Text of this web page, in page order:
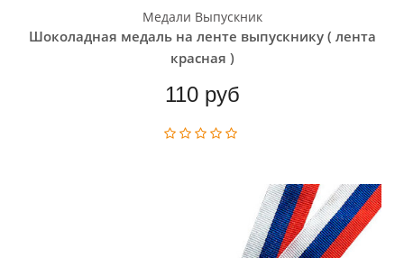
Медали Выпускник
Шоколадная медаль на ленте выпускнику ( лента
красная )
110 руб